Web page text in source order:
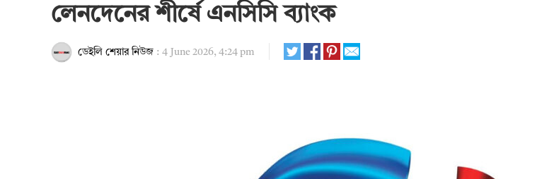
লেনদেনের শীর্ষে এনসিসি ব্যাংক
ডেইলি শেয়ার নিউজ : 4 June 2026, 4:24 pm